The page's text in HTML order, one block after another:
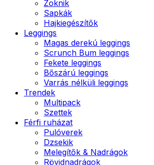
Zoknik
Sapkák
Hajkiegészítők
Leggings
Magas derekú leggings
Scrunch Bum leggings
Fekete leggings
Bőszárú leggings
Varrás nélküli leggings
Trendek
Multipack
Szettek
Férfi ruházat
Pulóverek
Dzsekik
Melegítők & Nadrágok
Rövidnadrágok